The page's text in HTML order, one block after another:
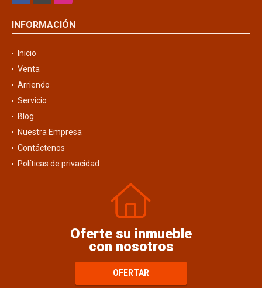
INFORMACIÓN
Inicio
Venta
Arriendo
Servicio
Blog
Nuestra Empresa
Contáctenos
Políticas de privacidad
Oferte su inmueble
con nosotros
OFERTAR